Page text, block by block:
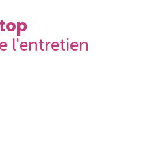
l'entretien